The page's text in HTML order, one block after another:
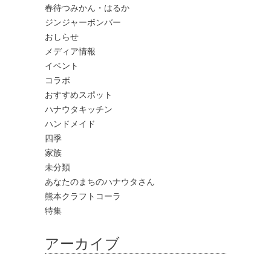
春待つみかん・はるか
ジンジャーボンバー
おしらせ
メディア情報
イベント
コラボ
おすすめスポット
ハナウタキッチン
ハンドメイド
四季
家族
未分類
あなたのまちのハナウタさん
熊本クラフトコーラ
特集
アーカイブ